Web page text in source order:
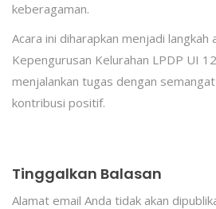
keberagaman.
Acara ini diharapkan menjadi langkah
Kepengurusan Kelurahan LPDP UI
menjalankan tugas dengan
kontribusi positif.
Tinggalkan Balasan
Alamat email Anda tidak akan